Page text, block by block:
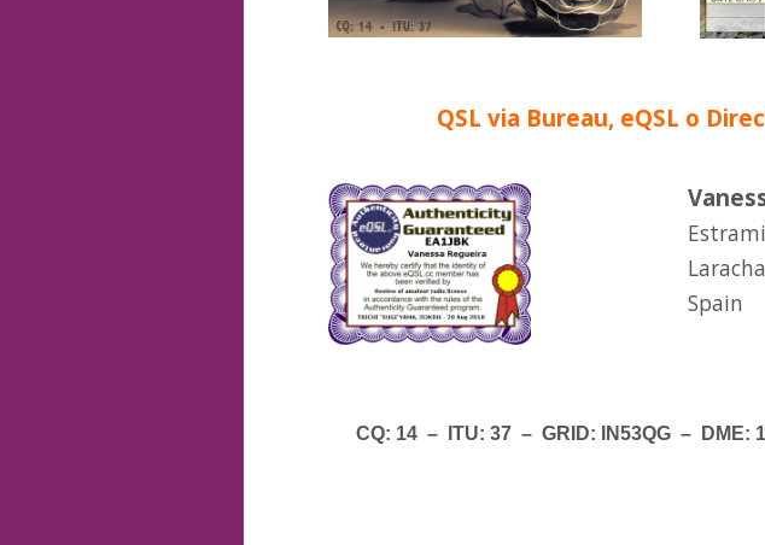
QSL via Bureau, eQSL o
Spain
CQ: 14 – ITU: 37 – GRID: IN53QG – DME: